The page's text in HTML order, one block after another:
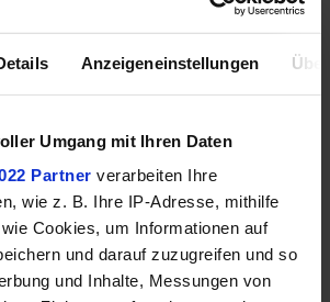
Anzeigeneinstellungen
Umgang mit Ihren Daten
Partner verarbeiten Ihre
wie z. B. Ihre IP-Adresse, mithilfe
Cookies, um Informationen auf
und darauf zuzugreifen und so
und Inhalte, Messungen von
Empfehlung:
Titan
ist unsere Empfehlung, wenn
nach dem besten Mittelklasse-
Daher haben wir ihn auch häufig
PC-Builds verwendet und waren
Dank der sechs 6 mm
mit
Heatpipe-Direct-Touch
Design wird die Wärme effektiv